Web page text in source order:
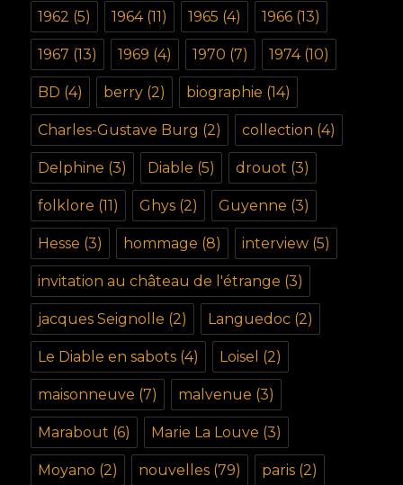
1962 (5) 1964(11) 1965 (4) 1966 (13)
1967 (13) 1969 (4) 1970 (7) 1974(10)
BD (4) berry (2) biographie (14)
Charles-Gustave Burg (2) collection (4)
Delphine (3) Diable (5) drouot (3)
folklore (11) Ghys (2) Guyenne (3)
Hesse (3) hommage (8) interview (5)
invitation au château de l'étrange (3)
jacques Seignolle (2) Languedoc (2)
Le Diable en sabots (4) Loisel (2)
maisonneuve (7) malvenue (3)
Marabout (6) Marie La Louve (3)
Moyano (2) nouvelles (79) paris (2)